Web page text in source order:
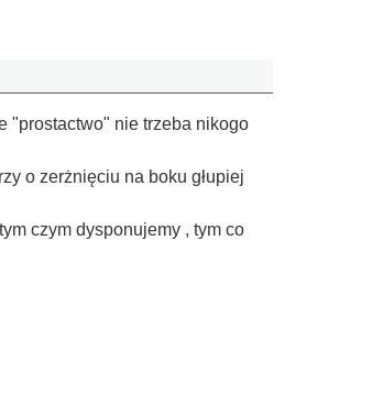
"prostactwo" nie trzeba nikogo
o zerżnięciu na boku głupiej
czym dysponujemy , tym co